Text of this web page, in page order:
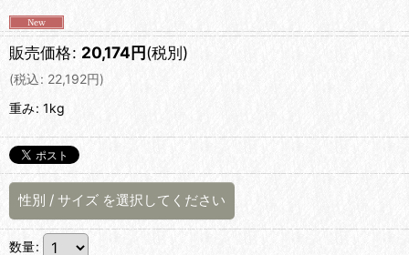
販売価格: 20,174円(税別)
(税込: 22,192円)
重み: 1kg
性別 / サイズ を選択してください
数量: